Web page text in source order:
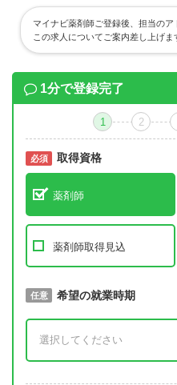
マイナビ薬剤師ご登録後、担当のア
この求人についてご案内差し上げま
1分で登録完了
1 2
必須 取得資格
薬剤師
薬剤師取得見込
必須 取得予定年
任意 希望の就業時期